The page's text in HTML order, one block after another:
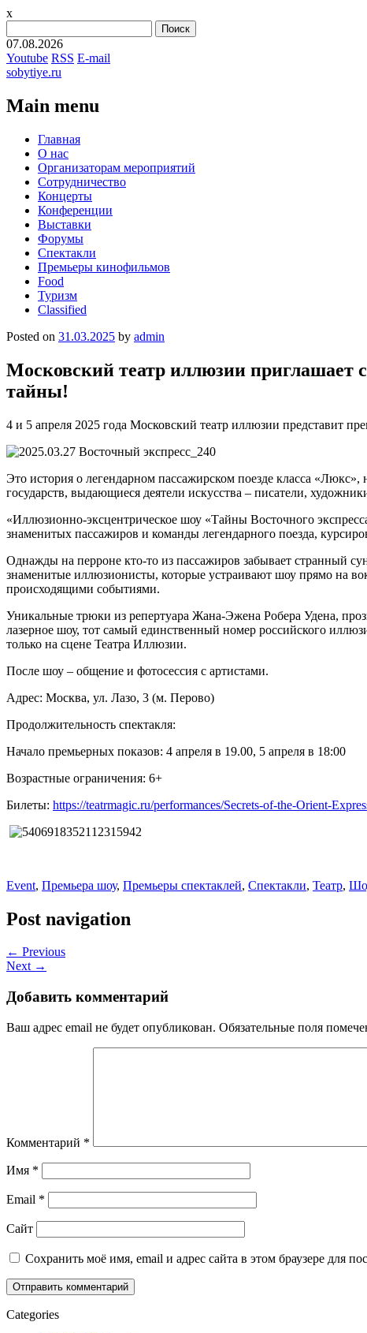
x
07.08.2026
Youtube RSS E-mail
sobytiye.ru
Main menu
Skip
content
Главная
О нас
Организаторам мероприятий
Сотрудничество
Концерты
Конференции
Выставки
Форумы
Спектакли
Премьеры кинофильмов
Food
Туризм
Сlassified
Posted on 31.03.2025 by admin
Московский театр иллюзии приглашает
тайны!
4 и 5 апреля 2025 года Московский театр иллюзии представит
Это история о легендарном пассажирском поезде класса
государств, выдающиеся деятели искусства – писатели,
«Иллюзионно-эксцентрическое шоу «Тайны Восточного
знаменитых пассажиров и команды легендарного поезда,
Однажды на перроне кто-то из пассажиров забывает странный
знаменитые иллюзионисты, которые устраивают шоу прямо на
происходящими событиями.
Уникальные трюки из репертуара Жана-Эжена Робера Удена,
лазерное шоу, тот самый единственный номер российского
только на сцене Театра Иллюзии.
После шоу – общение и фотосессия с артистами.
Адрес: Москва, ул. Лазо, 3 (м. Перово)
Продолжительность спектакля:
Начало премьерных показов: 4 апреля в 19.00, 5 апреля в 18:00
Возрастные ограничения: 6+
Билеты: https://teatrmagic.ru/performances/Secrets-of-the-Orient-
Event, Премьера шоу, Премьеры спектаклей, Спектакли, Театр,
Post navigation
← Previous
Next →
Добавить комментарий
Ваш адрес email не будет опубликован. Обязательные поля
Комментарий *
Имя *
Email *
Сайт
Сохранить моё имя, email и адрес сайта в этом браузере для
Categories